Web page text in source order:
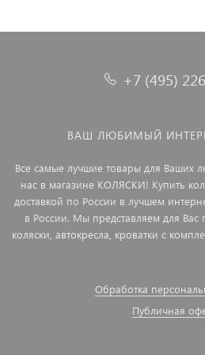
+7 (495)
ВАШ ЛЮБИМЫЙ
Все самые лучшие товары для Ваших
нас в магазине КОЛЯСКИ! Купить
доставкой по России в лучшем
в России. Мы представляем для
коляски, автокресла, кроватки с
Обработка
Публичная